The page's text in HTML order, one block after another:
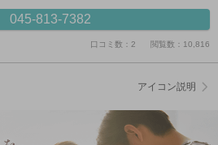
045-813-7382
口コミ数：2 閲覧数：10,816
アイコン説明